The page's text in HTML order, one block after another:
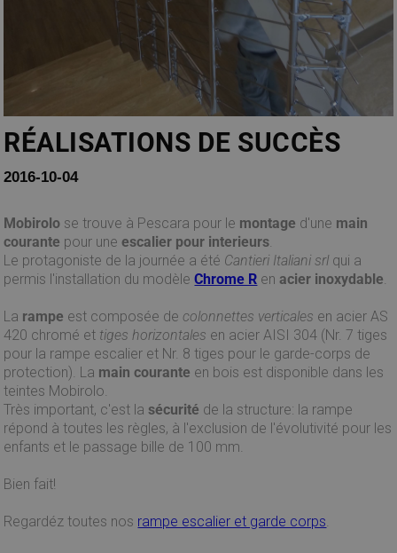
RÉALISATIONS DE SUCCÈS
2016-10-04
Mobirolo se trouve à Pescara pour le montage d'une main
courante pour uneescalier pour interieurs
Le protagoniste de la journée a été Cantieri Italiani srl qui a
permis l'installation du modèleChrome R enacier inoxydable
La rampe est composée de colonnettes verticales en acier AS
420 chromé et tiges horizontales en acier AISI 304 (Nr. 7 tiges
pour la rampe escalier et Nr. 8 tiges pour le garde-corps de
protection). La main courante en bois est disponible dans les
teintes Mobirolo.
Très important, c'est lasécurité de la structure: la rampe
répond à toutes les règles, à l'exclusion de l'évolutivité pour les
enfants et le passage bille de 100 mm.
Bien fait!
Regardéz toutes nos rampe escalier et garde corps